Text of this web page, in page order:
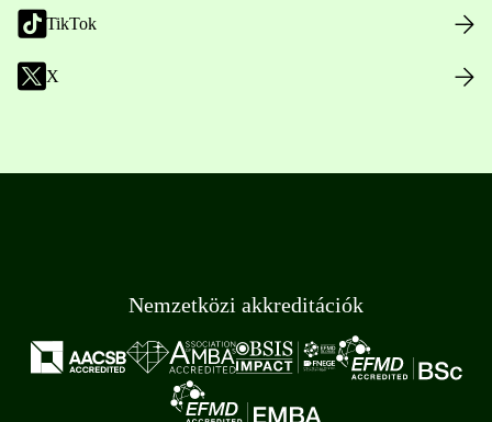
TikTok
X
Nemzetközi akkreditációk